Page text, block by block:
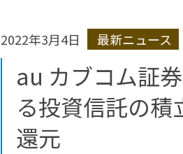
2022年3月4日 最新ニュース
au カブコム証
る投資信託の積
還元